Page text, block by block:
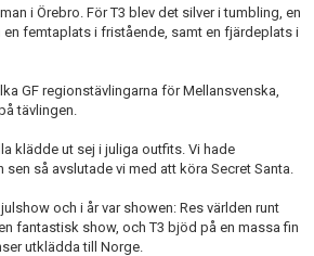
i Örebro. För T3 blev det silver i tumbling, en
femtaplats i fristående, samt en fjärdeplats i
GF regionstävlingarna för Mellansvenska,
tävlingen.
klädde ut sej i juliga outfits. Vi hade
så avslutade vi med att köra Secret Santa.
och i år var showen: Res världen runt
fantastisk show, och T3 bjöd på en massa fin
utklädda till Norge.